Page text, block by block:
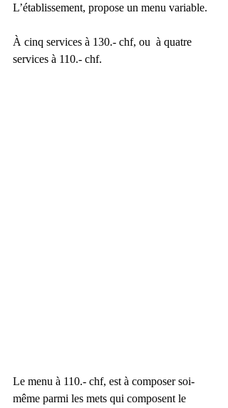
L’établissement, propose un menu variable.
À cinq services à 130.- chf, ou  à quatre
services à 110.- chf.
Le menu à 110.- chf, est à composer soi-
même parmi les mets qui composent le